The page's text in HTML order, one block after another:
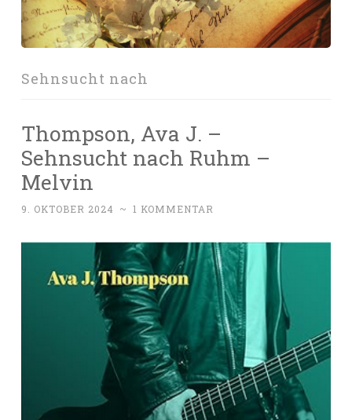
Sehnsucht nach
Thompson, Ava J. –
Sehnsucht nach Ruhm –
Melvin
9. OKTOBER 2024 ~ 1 KOMMENTAR